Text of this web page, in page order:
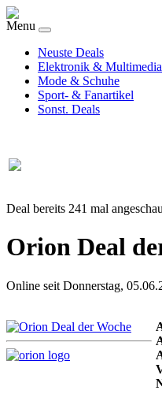
Menu
Neuste Deals
Elektronik & Multimedia
Mode & Schuhe
Sport- & Fanartikel
Sonst. Deals
Deal bereits 241 mal
Orion Deal
Online seit Donnerstag,